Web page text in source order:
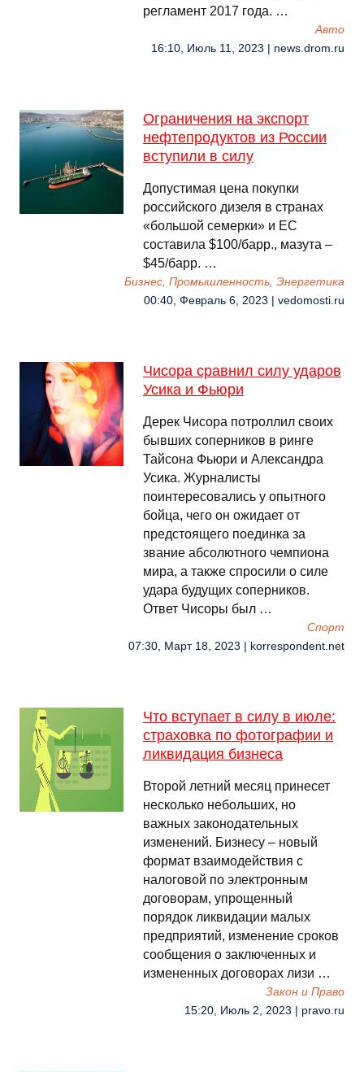
регламент 2017 года. …
Авто
16:10, Июль 11, 2023 | news.drom.ru
Ограничения на экспорт
нефтепродуктов из России
вступили в силу
Допустимая цена покупки
российского дизеля в странах
«большой семерки» и ЕС
составила $100/барр., мазута –
$45/барр. …
Бизнес, Промышленность, Энергетика
00:40, Февраль 6, 2023 | vedomosti.ru
Чисора сравнил силу ударов
Усика и Фьюри
Дерек Чисора потроллил своих
бывших соперников в ринге
Тайсона Фьюри и Александра
Усика. Журналисты
поинтересовались у опытного
бойца, чего он ожидает от
предстоящего поединка за
звание абсолютного чемпиона
мира, а также спросили о силе
удара будущих соперников.
Ответ Чисоры был …
Спорт
07:30, Март 18, 2023 | korrespondent.net
Что вступает в силу в июле:
страховка по фотографии и
ликвидация бизнеса
Второй летний месяц принесет
несколько небольших, но
важных законодательных
изменений. Бизнесу – новый
формат взаимодействия с
налоговой по электронным
договорам, упрощенный
порядок ликвидации малых
предприятий, изменение сроков
сообщения о заключенных и
измененных договорах лизи …
Закон и Право
15:20, Июль 2, 2023 | pravo.ru